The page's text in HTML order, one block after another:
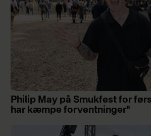
Philip May på Smukfest for
har kæmpe forventninger"